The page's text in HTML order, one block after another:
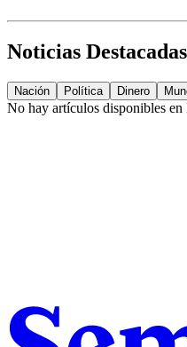
Noticias Destacadas
Nación Política Dinero
No hay artículos disponibles en